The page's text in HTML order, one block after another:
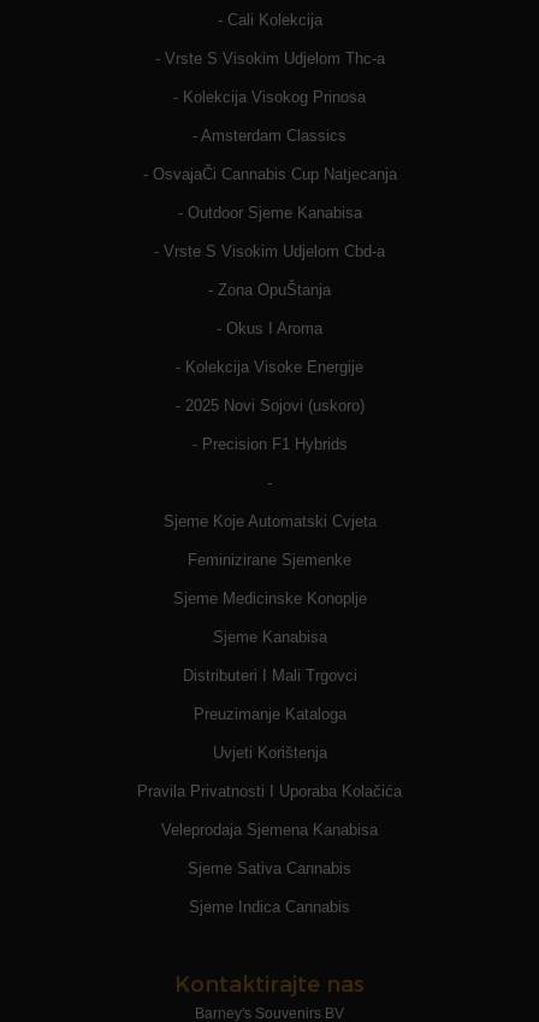
- Cali Kolekcija
- Vrste S Visokim Udjelom Thc-a
- Kolekcija Visokog Prinosa
- Amsterdam Classics
- OsvajaČi Cannabis Cup Natjecanja
- Outdoor Sjeme Kanabisa
- Vrste S Visokim Udjelom Cbd-a
- Zona OpuŠtanja
- Okus I Aroma
- Kolekcija Visoke Energije
- 2025 Novi Sojovi (uskoro)
- Precision F1 Hybrids
-
Sjeme Koje Automatski Cvjeta
Feminizirane Sjemenke
Sjeme Medicinske Konoplje
Sjeme Kanabisa
Distributeri I Mali Trgovci
Preuzimanje Kataloga
Uvjeti Korištenja
Pravila Privatnosti I Uporaba Kolačića
Veleprodaja Sjemena Kanabisa
Sjeme Sativa Cannabis
Sjeme Indica Cannabis
Kontaktirajte nas
Barney's Souvenirs BV